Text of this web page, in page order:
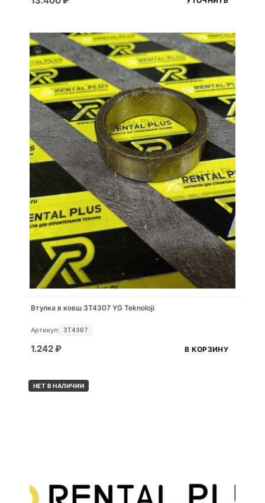
Втулка в ковш 3T4307 YG Teknoloji
Артикул: 3T4307
1.242₽ В КОРЗИНУ
НЕТ В НАЛИЧИИ